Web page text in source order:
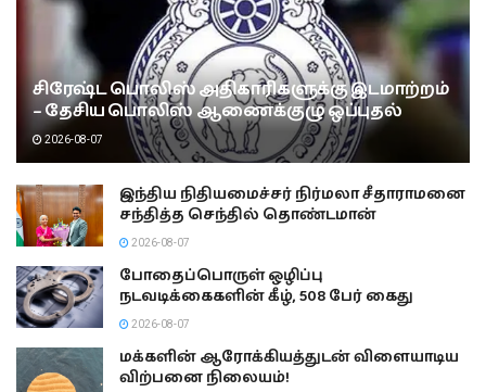
சிரேஷ்ட பொலிஸ் அதிகாரிகளுக்கு இடமாற்றம்
– தேசிய பொலிஸ் ஆணைக்குழு ஒப்புதல்
2026-08-07
இந்திய நிதியமைச்சர் நிர்மலா சீதாராமனை
சந்தித்த செந்தில் தொண்டமான்
2026-08-07
போதைப்பொருள் ஒழிப்பு
நடவடிக்கைகளின் கீழ், 508 பேர் கைது
2026-08-07
மக்களின் ஆரோக்கியத்துடன் விளையாடிய
விற்பனை நிலையம்!